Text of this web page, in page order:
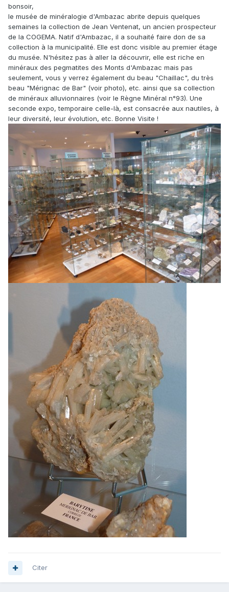
bonsoir,
le musée de minéralogie d'Ambazac abrite depuis quelques
semaines la collection de Jean Ventenat, un ancien prospecteur
de la COGEMA. Natif d'Ambazac, il a souhaité faire don de sa
collection à la municipalité. Elle est donc visible au premier étage
du musée. N'hésitez pas à aller la découvrir, elle est riche en
minéraux des pegmatites des Monts d'Ambazac mais pas
seulement, vous y verrez également du beau "Chaillac", du très
beau "Mérignac de Bar" (voir photo), etc. ainsi que sa collection
de minéraux alluvionnaires (voir le Règne Minéral n°93). Une
seconde expo, temporaire celle-là, est consacrée aux nautiles, à
leur diversité, leur évolution, etc. Bonne Visite !
Citer